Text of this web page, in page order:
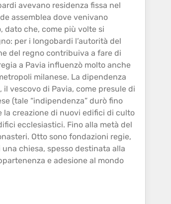
avevano residenza fissa nel
assemblea dove venivano
che, come più volte si
per i longobardi l’autorità del
del regno contribuiva a fare di
a Pavia influenzò molto anche
milanese. La dipendenza
il vescovo di Pavia, come presule di
(tale “indipendenza” durò fino
la creazione di nuovi edifici di culto
ecclesiastici. Fino alla metà del
Otto sono fondazioni regie,
chiesa, spesso destinata alla
e adesione al mondo